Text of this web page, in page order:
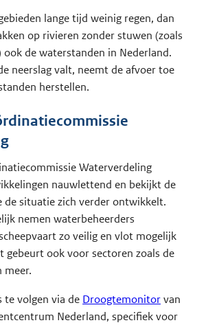
lange tijd weinig regen, dan
op rivieren zonder stuwen (zoals
ook de waterstanden in Nederland.
neerslag valt, neemt de afvoer toe
herstellen.
Waterverdeling
nauwlettend en bekijkt de
de situatie zich verder ontwikkelt.
nemen waterbeheerders
zo veilig en vlot mogelijk
gebeurt ook voor sectoren zoals de
meer.
te volgen via de Droogtemonitorvan
Nederland, specifiek voor